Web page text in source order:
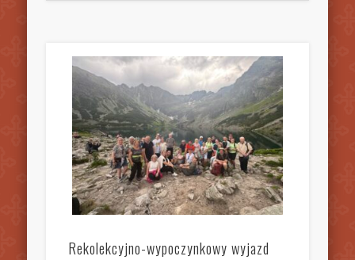
Rekolekcyjno-wypoczynkowy wyjazd